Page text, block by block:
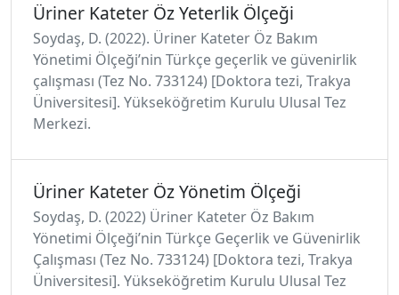
Üriner Kateter Öz Yeterlik Ölçeği
Soydaş, D. (2022). Üriner Kateter Öz Bakım
Yönetimi Ölçeği’nin Türkçe geçerlik ve güvenirlik
çalışması (Tez No. 733124) [Doktora tezi, Trakya
Üniversitesi]. Yükseköğretim Kurulu Ulusal Tez
Merkezi.
Üriner Kateter Öz Yönetim Ölçeği
Soydaş, D. (2022) Üriner Kateter Öz Bakım
Yönetimi Ölçeği’nin Türkçe Geçerlik ve Güvenirlik
Çalışması (Tez No. 733124) [Doktora tezi, Trakya
Üniversitesi]. Yükseköğretim Kurulu Ulusal Tez